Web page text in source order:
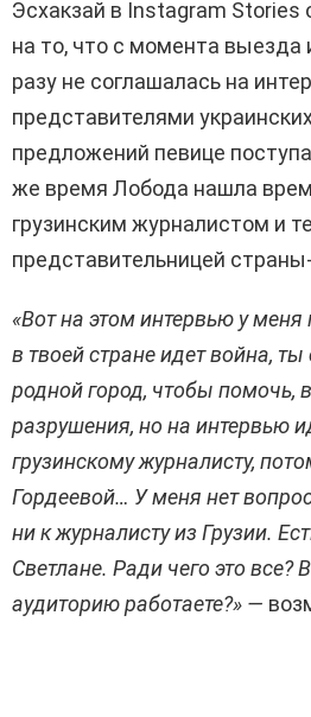
Эсхакзай в Instagram Stories
на то, что с момента выезда
разу не соглашалась на
представителями
предложений певице
же время Лобода нашла
грузинским журналистом и
представительницей
«Вот на этом интервью у
в твоей стране идет война,
родной город, чтобы помочь,
разрушения, но на интервью
грузинскому журналисту,
Гордеевой… У меня нет
ни к журналисту из Грузии.
Светлане. Ради чего это все?
аудиторию работаете?» —